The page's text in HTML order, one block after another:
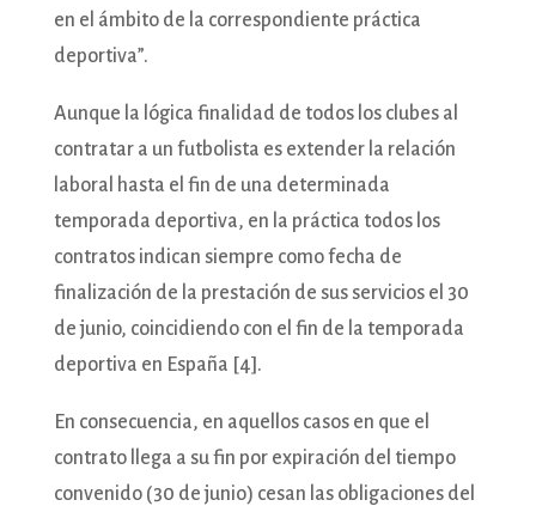
en el ámbito de la correspondiente práctica
deportiva”.
Aunque la lógica finalidad de todos los clubes al
contratar a un futbolista es extender la relación
laboral hasta el fin de una determinada
temporada deportiva, en la práctica todos los
contratos indican siempre como fecha de
finalización de la prestación de sus servicios el 30
de junio, coincidiendo con el fin de la temporada
deportiva en España [4].
En consecuencia, en aquellos casos en que el
contrato llega a su fin por expiración del tiempo
convenido (30 de junio) cesan las obligaciones del